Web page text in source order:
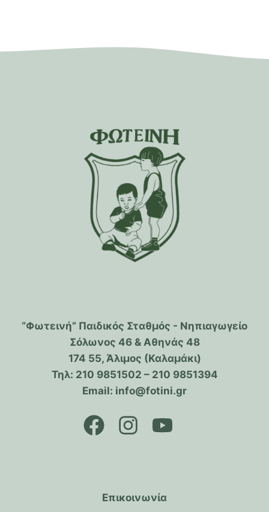
“Φωτεινή” Παιδικός Σταθμός - Νηπιαγωγείο
Σόλωνος 46 & Αθηνάς 48
174 55, Άλιμος (Καλαμάκι)
Τηλ: 210 9851502 – 210 9851394
Email: info@fotini.gr
Επικοινωνία